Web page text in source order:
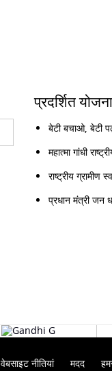
प्रदर्शित
बेटी बचाओ, बेटी
महात्मा गांधी
राष्ट्रीय
प्रधान मंत्री जन
वेबसाइट नीतियां मदद